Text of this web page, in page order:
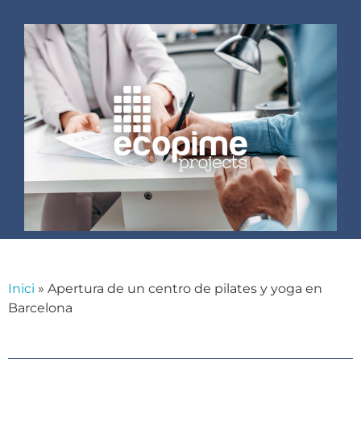
Inici » Apertura de un centro de pilates y yoga en
Barcelona